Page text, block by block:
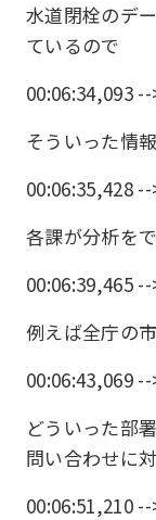
水道閉栓のデ
ているので
00:06:34,093
そういった情
00:06:35,428
各課が分析を
00:06:39,465
例えば全庁の
00:06:43,069
どういった部
問い合わせに
00:06:51,210